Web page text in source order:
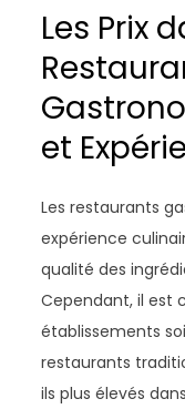
Les Prix
et
Les restaurants
expérience
qualité des
Cependant, il est
établissements
restaurants
ils plus élevés